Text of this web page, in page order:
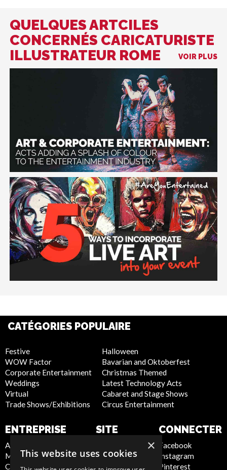
QUELQUES ARTCILES
CONCERNÉS CARICATURISTE
ILLUSTRATEUR ROME
VOIR PLUS
CATÉGORIES POPULAIRE
Festive
WOW Factor
Corporate Entertainment
Weddings
Virtual
Trade Shows/Exhibitions
Halloween
Bavarian and Oktoberfest
Christmas Themed
Latest Technology Acts
Cabaret and Stage Shows
Circus Entertainment
ENTREPRISE
About Us
Meet the Team
Contact Us
SITE
Privacy Policy
Cookie Policy
CONNECTER
Facebook
Instagram
Pinterest
×
This website uses cookies